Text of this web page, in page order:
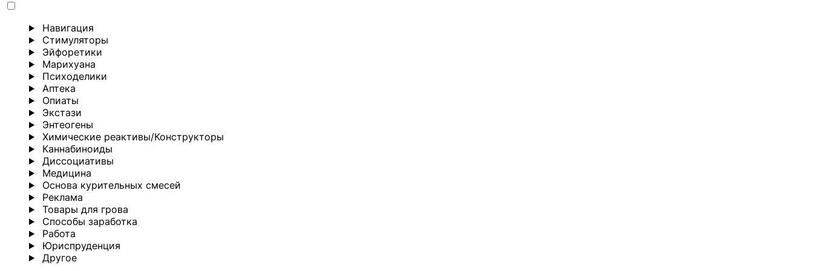
Навигация
Стимуляторы
Эйфоретики
Марихуана
Психоделики
Аптека
Опиаты
Экстази
Энтеогены
Химические реактивы/Конструкторы
Каннабиноиды
Диссоциативы
Медицина
Основа курительных смесей
Реклама
Товары для грова
Способы заработка
Работа
Юриспруденция
Другoе